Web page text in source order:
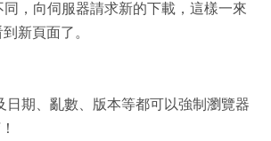
，向伺服器請求新的下載，這樣一來
新頁面了。
日期、亂數、版本等都可以強制瀏覽器